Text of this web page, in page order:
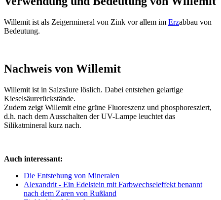
Willemit ist als Zeigermineral von Zink vor allem im Erzabbau von
Bedeutung.
Nachweis von Willemit
Willemit ist in Salzsäure löslich. Dabei entstehen gelartige
Kieselsäurerückstände.
Zudem zeigt Willemit eine grüne Fluoreszenz und phosphoresziert,
d.h. nach dem Ausschalten der UV-Lampe leuchtet das
Silikatmineral kurz nach.
Auch interessant:
Die Entstehung von Mineralen
Alexandrit - Ein Edelstein mit Farbwechseleffekt benannt
nach dem Zaren von Rußland